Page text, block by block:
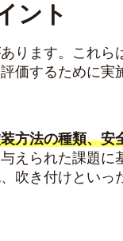
ント
ります。これら
価するために実
方法の種類、安
えられた課題に
吹き付けといっ